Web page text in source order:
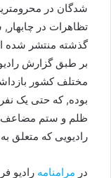
شدگان در
تظاهرات در
گذشته منتشر شده
مختلف کشور
بوده, که حتی یک
ظلم و ستم مضاعف
رادیویی که متعلق
در مرامنامه رادیو